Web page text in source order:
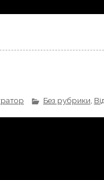
Без рубрики,